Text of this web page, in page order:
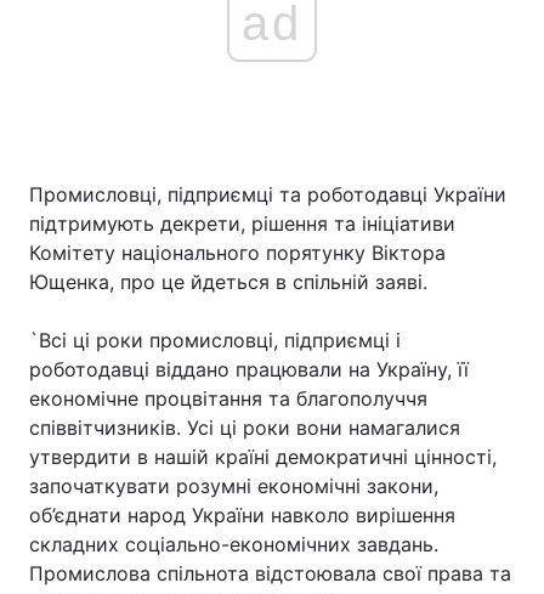
ad
Промисловці, підприємці та роботодавці України
підтримують декрети, рішення та ініціативи
Комітету національного порятунку Віктора
Ющенка, про це йдеться в спільній заяві.
`Всі ці роки промисловці, підприємці і
роботодавці віддано працювали на Україну, її
економічне процвітання та благополуччя
співвітчизників. Усі ці роки вони намагалися
утвердити в нашій країні демократичні цінності,
започаткувати розумні економічні закони,
об’єднати народ України навколо вирішення
складних соціально-економічних завдань.
Промислова спільнота відстоювала свої права та